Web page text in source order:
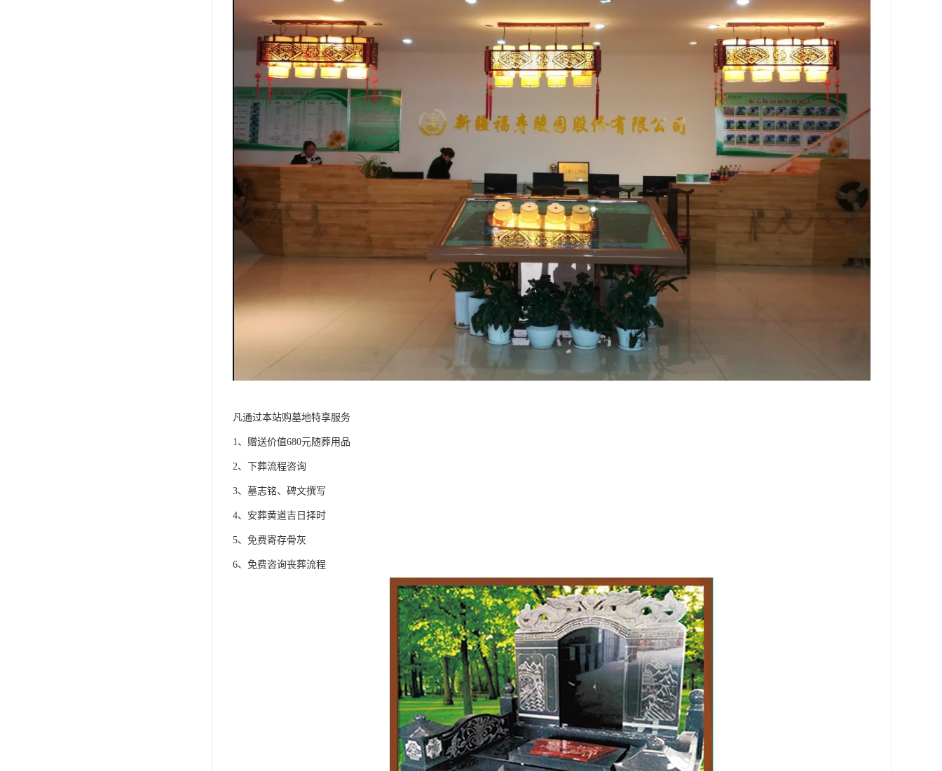
凡通过本站购墓地特享服务
1、赠送价值680元随葬用品
2、下葬流程咨询
3、墓志铭、碑文撰写
4、安葬黄道吉日择时
5、免费寄存骨灰
6、免费咨询丧葬流程